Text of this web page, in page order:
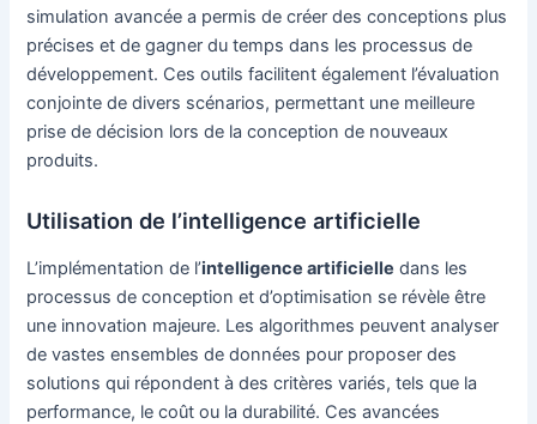
simulation avancée a permis de créer des conceptions plus
précises et de gagner du temps dans les processus de
développement. Ces outils facilitent également l’évaluation
conjointe de divers scénarios, permettant une meilleure
prise de décision lors de la conception de nouveaux
produits.
Utilisation de l’intelligence artificielle
L’implémentation de l’intelligence artificielle dans les
processus de conception et d’optimisation se révèle être
une innovation majeure. Les algorithmes peuvent analyser
de vastes ensembles de données pour proposer des
solutions qui répondent à des critères variés, tels que la
performance, le coût ou la durabilité. Ces avancées